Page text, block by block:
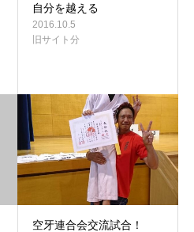
自分を越える
2016.10.5
旧サイト分
空牙連合会交流試合！